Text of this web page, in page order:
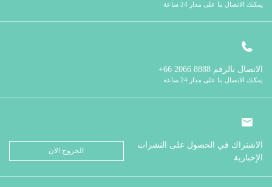
يمكنك الاتصال بنا على مدار 24 ساعة
الاتصال بالرقم
يمكنك الاتصال بنا على مدار 24 ساعة
الاشتراك في الحصول على النشرات
الإخبارية
الخروج الان